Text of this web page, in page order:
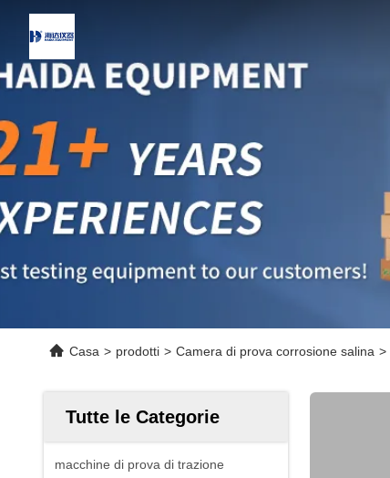
Casa > prodotti > Camera di prova corrosione salina >
Tutte le Categorie
macchine di prova di trazione